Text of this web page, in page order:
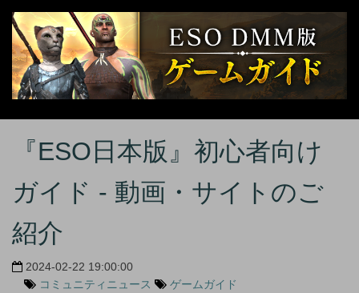
『ESO日本版』初心者向け
ガイド - 動画・サイトのご
紹介
2024-02-22 19:00:00
コミュニティニュース
ゲームガイド